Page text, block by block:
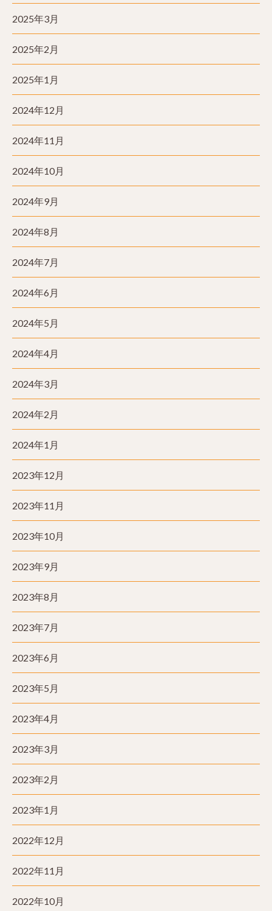
2025年3月
2025年2月
2025年1月
2024年12月
2024年11月
2024年10月
2024年9月
2024年8月
2024年7月
2024年6月
2024年5月
2024年4月
2024年3月
2024年2月
2024年1月
2023年12月
2023年11月
2023年10月
2023年9月
2023年8月
2023年7月
2023年6月
2023年5月
2023年4月
2023年3月
2023年2月
2023年1月
2022年12月
2022年11月
2022年10月